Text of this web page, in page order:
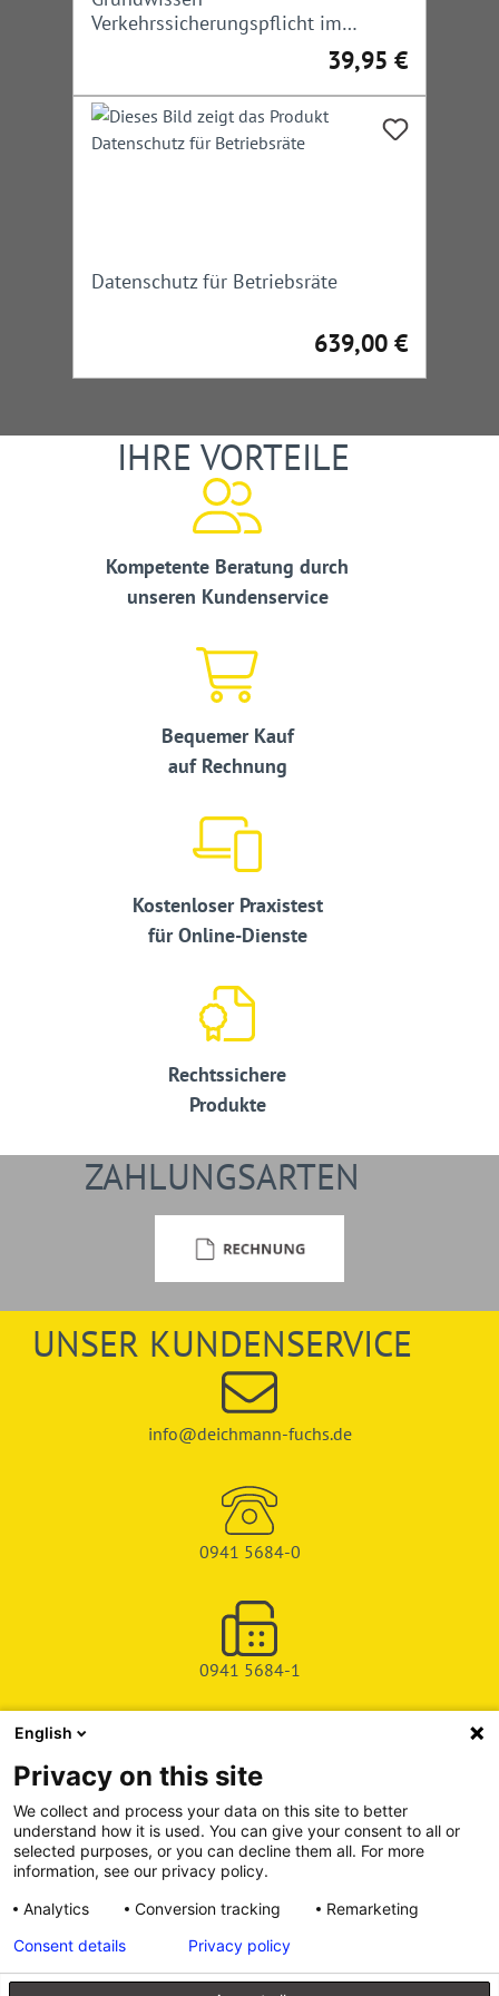
Verkehrssicherungspflicht im
Regulärer Preis:
39,95 €
Datenschutz für Betriebsräte
Regulärer Preis:
639,00 €
IHRE VORTEILE
Kompetente Beratung durch
unseren Kundenservice
Bequemer Kauf
auf Rechnung
Kostenloser Praxistest
für Online-Dienste
Rechtssichere
Produkte
ZAHLUNGSARTEN
UNSER KUNDENSERVICE
info@deichmann-fuchs.de
0941 5684-0
0941 5684-1
SHOP
SERVICE & SUPPORT
DEICHMAN-FUCHS VERLAG
Alle Preise inkl. gesetzl. Mehrwertsteuer zzgl. Versandkosten, wenn
nicht anders angegeben.
English
Privacy on this site
We collect and process your data on this site to better
understand how it is used. You can give your consent to all or
selected purposes, or you can decline them all. For more
information, see our privacy policy.
Analytics
Conversion tracking Remarketing
Consent details Privacy policy